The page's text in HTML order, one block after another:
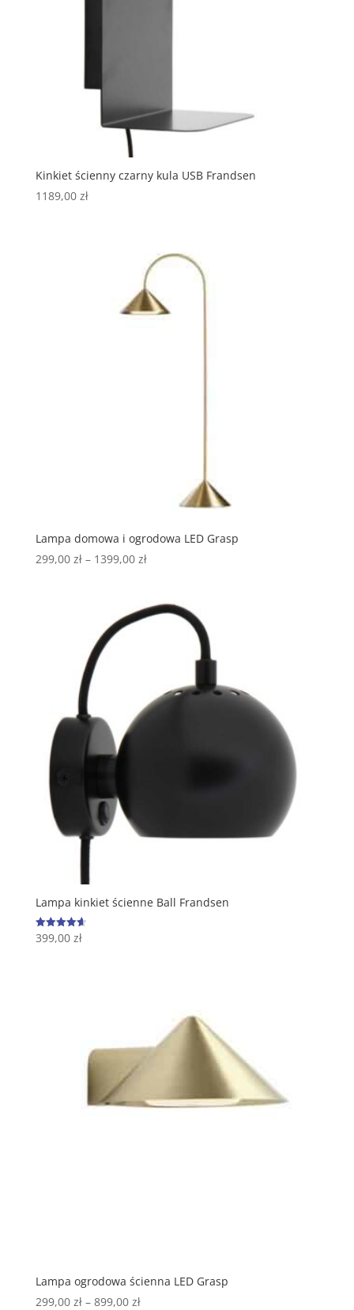
Kinkiet ścienny czarny kula USB Frandsen
1189,00 zł
Lampa domowa i ogrodowa LED Grasp
299,00 zł– 1399,00 zł
Lampa kinkiet ścienne Ball Frandsen
Oceniono
4.67
399,00 zł
Lampa ogrodowa ścienna LED Grasp
299,00 zł– 899,00 zł